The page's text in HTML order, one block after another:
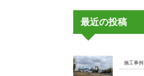
最近の投稿
施工事例